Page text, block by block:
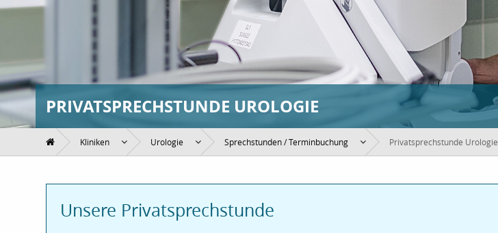
PRIVATSPRECHSTUNDE UROLOGIE
Kliniken Urologie Sprechstunden / Terminbuchung Privatsprechstunde Urologie
Unsere Privatsprechstunde